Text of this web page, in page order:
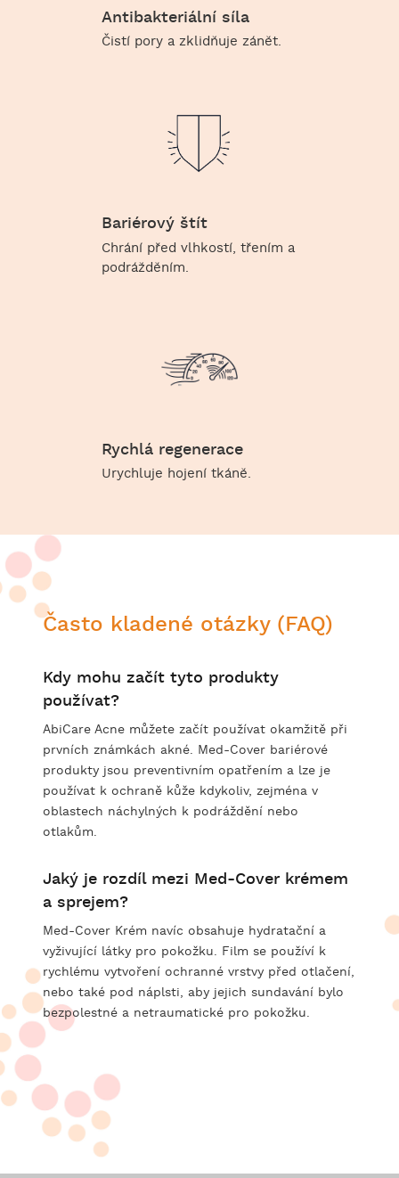
Antibakteriální síla
Čistí pory a zklidňuje zánět.
Bariérový štít
Chrání před vlhkostí, třením a
podrážděním.
Rychlá regenerace
Urychluje hojení tkáně.
Často kladené otázky (FAQ)
Kdy mohu začít tyto produkty
používat?
AbiCare Acne můžete začít používat okamžitě při
prvních známkách akné. Med-Cover bariérové
produkty jsou preventivním opatřením a lze je
používat k ochraně kůže kdykoliv, zejména v
oblastech náchylných k podráždění nebo
otlakům.
Jaký je rozdíl mezi Med-Cover krémem
a sprejem?
Med-Cover Krém navíc obsahuje hydratační a
vyživující látky pro pokožku. Film se používí k
rychlému vytvoření ochranné vrstvy před otlačení,
nebo také pod náplsti, aby jejich sundavání bylo
bezpolestné a netraumatické pro pokožku.